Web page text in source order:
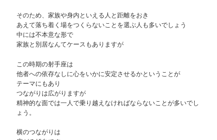
そのため、家族や身内といえる人と距離をおき
あえて落ち着く場をつくらないことを選ぶ人も多いでしょう
中には不本意な形で
家族と別居なんてケースもありますが
この時期の射手座は
他者への依存なしに心をいかに安定させるかということが
テーマにもあり
つながりは広がりますが
精神的な面では一人で乗り越えなければならないことが多いでし
ょう。
横のつながりは